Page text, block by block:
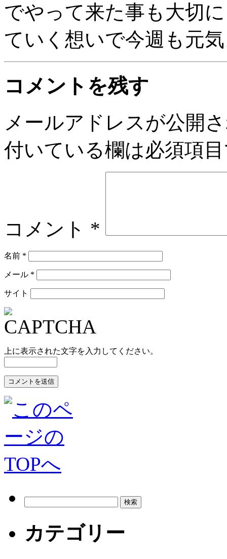
でやって来た事も大切
ていく想いで今週も元
コメントを残す
メールアドレスが公開
付いている欄は必須項
コメント *
名前 *
メール *
サイト
上に表示された文字を入力してください。
カテゴリー